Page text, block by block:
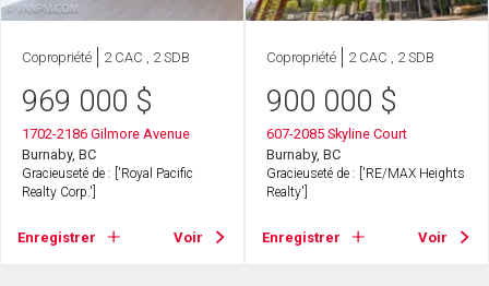
Copropriété 2 CAC , 2 SDB
969 000 $
1702-2186 Gilmore Avenue
Burnaby, BC
Gracieuseté de : ['Royal Pacific
Realty Corp.']
Enregistrer Voir
Copropriété 2 CAC , 2 SDB
900 000 $
607-2085 Skyline Court
Burnaby, BC
Gracieuseté de : ['RE/MAX Heights
Realty']
Enregistrer Voir